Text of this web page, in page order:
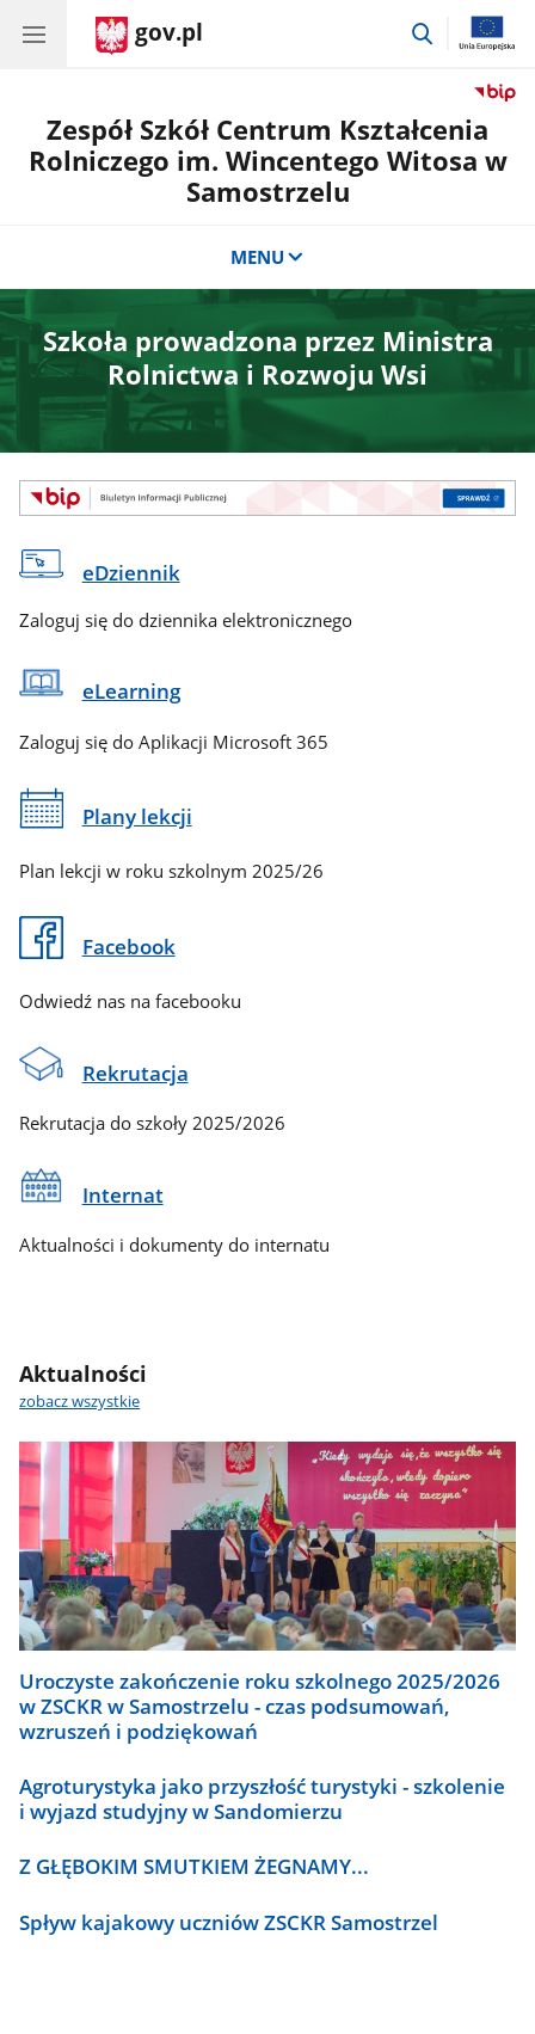
gov.pl
przejdź
Zespół Szkół Centrum Kształcenia
Rolniczego im. Wincentego Witosa w
Samostrzelu
MENU
Szkoła prowadzona przez Ministra
Rolnictwa i Rozwoju Wsi
eDziennik
Zaloguj się do dziennika elektronicznego
eLearning
Zaloguj się do Aplikacji Microsoft 365
Plany lekcji
Plan lekcji w roku szkolnym 2025/26
Facebook
Odwiedź nas na facebooku
Rekrutacja
Rekrutacja do szkoły 2025/2026
Internat
Aktualności i dokumenty do internatu
Aktualności
zobacz wszystkie
Uroczyste zakończenie roku szkolnego 2025/2026
w ZSCKR w Samostrzelu - czas podsumowań,
wzruszeń i podziękowań
Agroturystyka jako przyszłość turystyki - szkolenie
i wyjazd studyjny w Sandomierzu
Z GŁĘBOKIM SMUTKIEM ŻEGNAMY...
Spływ kajakowy uczniów ZSCKR Samostrzel